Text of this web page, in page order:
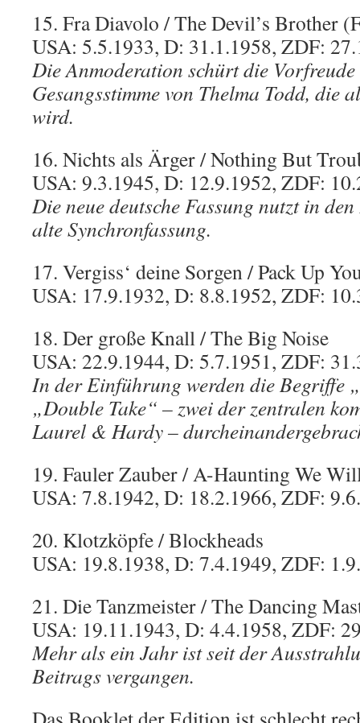
15. Fra Diavolo / The Devil’s Brother
USA: 5.5.1933, D: 31.1.1958, ZDF:
Die Anmoderation schürt die Vorfreude
Gesangsstimme von Thelma Todd, die
wird.
16. Nichts als Ärger / Nothing But
USA: 9.3.1945, D: 12.9.1952, ZDF:
Die neue deutsche Fassung nutzt in
alte Synchronfassung.
17. Vergiss‘ deine Sorgen / Pack Up
USA: 17.9.1932, D: 8.8.1952, ZDF:
18. Der große Knall / The Big Noise
USA: 22.9.1944, D: 5.7.1951, ZDF:
In der Einführung werden die Begriffe
„Double Take“ – zwei der zentralen
Laurel & Hardy –
19. Fauler Zauber / A-Haunting We
USA: 7.8.1942, D: 18.2.1966, ZDF:
20. Klotzköpfe / Blockheads
USA: 19.8.1938, D: 7.4.1949, ZDF:
21. Die Tanzmeister / The Dancing
USA: 19.11.1943, D: 4.4.1958, ZDF:
Mehr als ein Jahr ist seit der
Beitrags vergangen.